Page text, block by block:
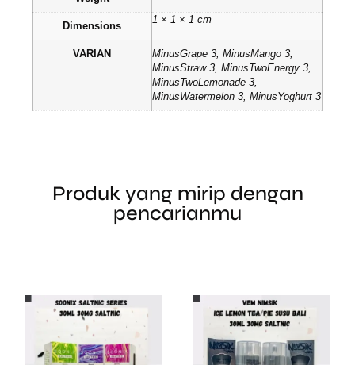
Dimensions
1 × 1 × 1 cm
VARIAN
MinusGrape 3, MinusMango 3,
MinusStraw 3, MinusTwoEnergy 3,
MinusTwoLemonade 3,
MinusWatermelon 3, MinusYoghurt 3
Produk yang mirip dengan
pencarianmu